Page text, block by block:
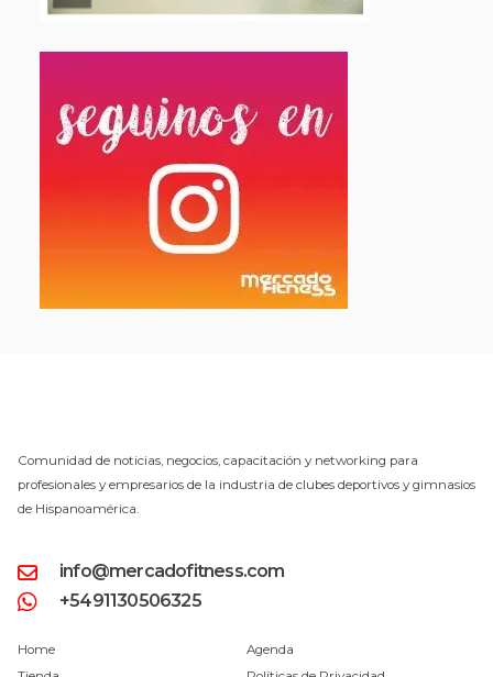
Comunidad de noticias, negocios, capacitación y networking para
profesionales y empresarios de la industria de clubes deportivos y gimnasios
de Hispanoamérica.
info@mercadofitness.com
+5491130506325
Home
Agenda